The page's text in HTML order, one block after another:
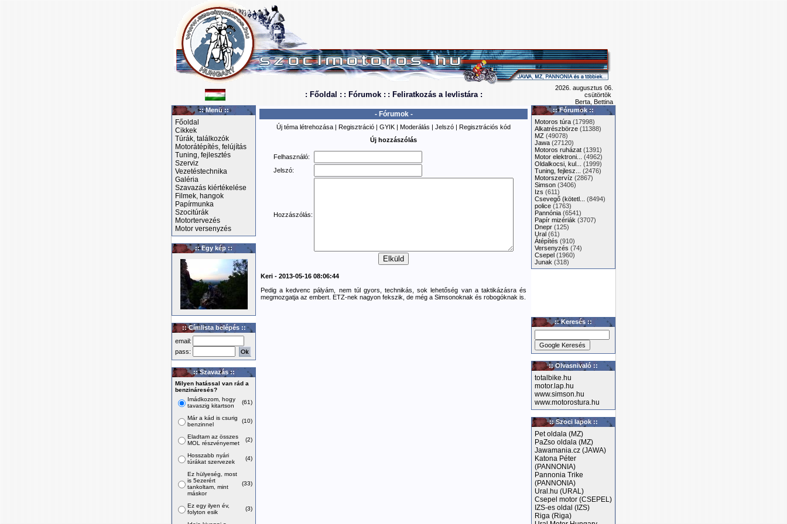
: Főoldal : : Fórumok : : Feliratkozás a levlistára :
2026. augusztus 06.
csütörtök
Berta, Bettina
:: Menü ::
Főoldal
Cikkek
Túrák, találkozók
Motorátépítés, felújítás
Tuning, fejlesztés
Szerviz
Vezetéstechnika
Galéria
Szavazás kiértékelése
Filmek, hangok
Papírmunka
Szocitúrák
Motortervezés
Motor versenyzés
:: Egy kép ::
:: Címlista belépés ::
email:
pass:
:: Szavazás ::
Milyen hatással van rád a
benzináresés?
Imádkozom, hogy
tavaszig kitartson
(61)
Már a kád is csurig
benzinnel
(10)
Eladtam az összes
MOL részvényemet
(2)
Hosszabb nyári
túrákat szervezek
(4)
Ez hülyeség, most
is 5ezerért
tankoltam, mint
máskor
(33)
Ez egy ilyen év,
folyton esik
(3)
- Fórumok -
Új téma létrehozása | Regisztráció | GYIK | Moderálás | Jelszó | Regisztrációs kód
Új hozzászólás
Felhasználó:
Jelszó:
Hozzászólás:
Keri - 2013-05-16 08:06:44
Pedig a kedvenc pályám, nem túl gyors, technikás, sok lehetőség van a taktikázásra és
megmozgatja az embert. ETZ-nek nagyon fekszik, de még a Simsonoknak és robogóknak is.
:: Fórumok ::
Motoros túra (17998)
Alkatrészbörze (11388)
MZ (49078)
Jawa (27120)
Motoros ruházat (1391)
Motor elektroni...
(4962)
Oldalkocsi, kul...
(1999)
Tuning, fejlesz...
(2476)
Motorszervíz (2867)
Simson (3406)
Izs (611)
Csevegő (kötetl...
(8494)
police (1763)
Pannónia (6541)
Papír mizériák (3707)
Dnepr (125)
Ural (61)
Átépítés (910)
Versenyzés (74)
Csepel (1960)
Junak (318)
:: Keresés ::
:: Olvasnivaló ::
totalbike.hu
motor.lap.hu
www.simson.hu
www.motorostura.hu
:: Szoci lapok ::
Pet oldala (MZ)
PaZso oldala (MZ)
Jawamania.cz (JAWA)
Katona Péter
(PANNONIA)
Pannonia Trike
(PANNONIA)
Ural.hu (URAL)
Csepel motor (CSEPEL)
IZS-es oldal (IZS)
Riga (Riga)